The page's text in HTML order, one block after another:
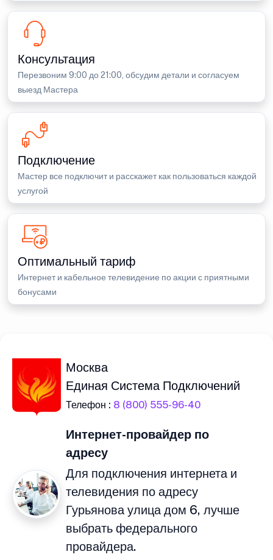
Консультация
Перезвоним 9:00 до 21:00, обсудим детали и согласуем
выезд Мастера
Подключение
Мастер все подключит и расскажет как пользоваться каждой
услугой
Оптимальный тариф
Интернет и кабельное телевидение по акции с приятными
бонусами
Москва
Единая Система Подключений
Телефон : 8 (800) 555-96-40
Интернет-провайдер по
адресу
Для подключения интернета и
телевидения по адресу
Гурьянова улица дом 6, лучше
выбрать федерального
провайдера.